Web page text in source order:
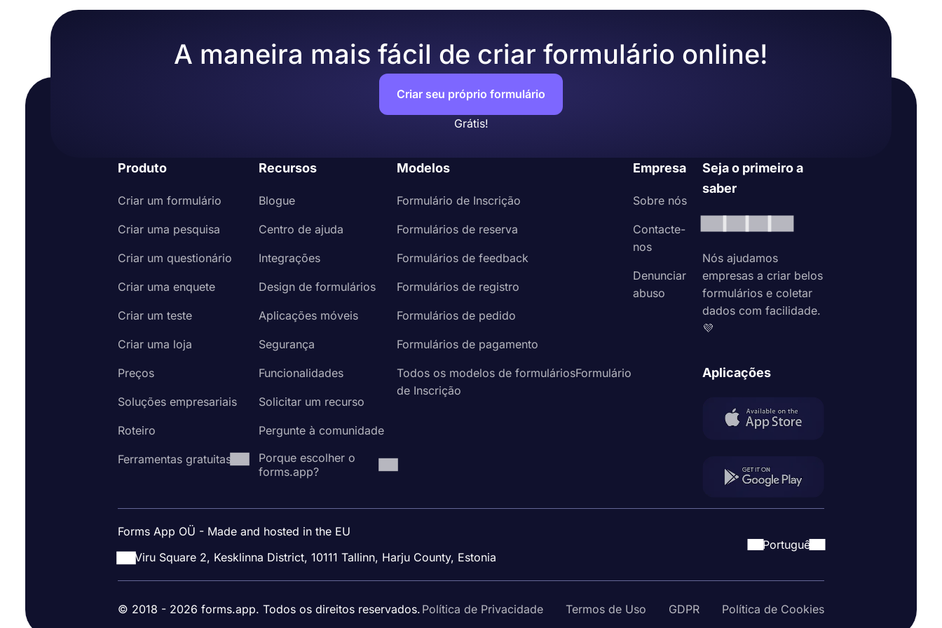
Por último, compartilhe-o nas redes sociais ou incorpore-o em uma página da web
A maneira mais fácil de criar formulário online!
Criar seu próprio formulário
Grátis!
Produto
Criar um formulário
Criar uma pesquisa
Criar um questionário
Criar uma enquete
Criar um teste
Criar uma loja
Preços
Soluções empresariais
Roteiro
Ferramentas gratuitas
Recursos
Blogue
Centro de ajuda
Integrações
Design de formulários
Aplicações móveis
Segurança
Funcionalidades
Solicitar um recurso
Pergunte à comunidade
Porque escolher o
forms.app?
Modelos
Formulário de Inscrição
Formulários de reserva
Formulários de feedback
Formulários de registro
Formulários de pedido
Formulários de pagamento
Todos os modelos de formuláriosFormulário
de Inscrição
Empresa
Sobre nós
Contacte-
nos
Denunciar
abuso
Seja o primeiro a
saber
Nós ajudamos
empresas a criar belos
formulários e coletar
dados com facilidade.
💜
Aplicações
Forms App OÜ - Made and hosted in the EU
Viru Square 2, Kesklinna District, 10111 Tallinn, Harju County, Estonia
Portuguê
© 2018 - 2026 forms.app. Todos os direitos reservados. Política de Privacidade Termos de Uso GDPR Política de Cookies